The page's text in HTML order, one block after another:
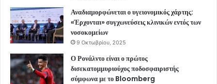
Αναδιαμορφώνεται ο υγειονομικός χάρτης:
«Έρχονται» συγχωνεύσεις κλινικών εντός των
νοσοκομείων
9 Οκτωβρίου, 2025
Ο Ρονάλντο είναι ο πρώτος
δισεκατομμυριούχος ποδοσφαιριστής
σύμφωνα με το Bloomberg